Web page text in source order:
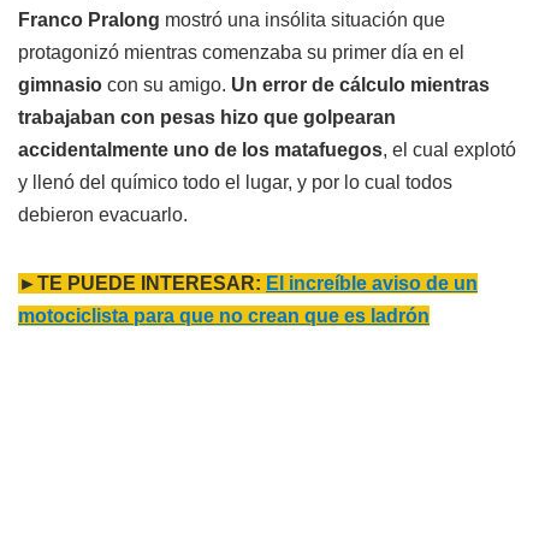
Franco Pralong mostró una insólita situación que
protagonizó mientras comenzaba su primer día en el
gimnasio con su amigo. Un error de cálculo mientras
trabajaban con pesas hizo que golpearan
accidentalmente uno de los matafuegos, el cual explotó
y llenó del químico todo el lugar, y por lo cual todos
debieron evacuarlo.
►TE PUEDE INTERESAR: El increíble aviso de un
motociclista para que no crean que es ladrón